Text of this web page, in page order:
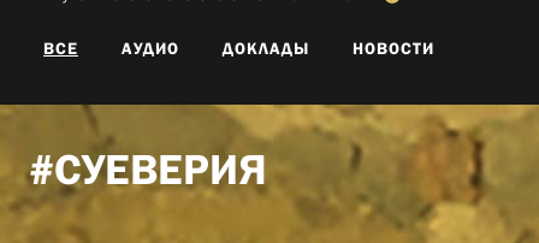
ВСЕ АУДИО ДОКЛАДЫ НОВОСТИ
#СУЕВЕРИЯ